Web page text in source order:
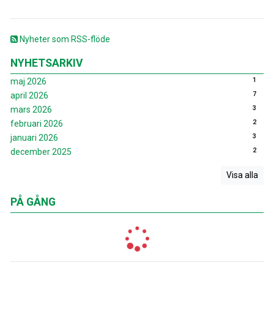
Nyheter som RSS-flöde
NYHETSARKIV
maj 2026 1
april 2026 7
mars 2026 3
februari 2026 2
januari 2026 3
december 2025 2
Visa alla
PÅ GÅNG